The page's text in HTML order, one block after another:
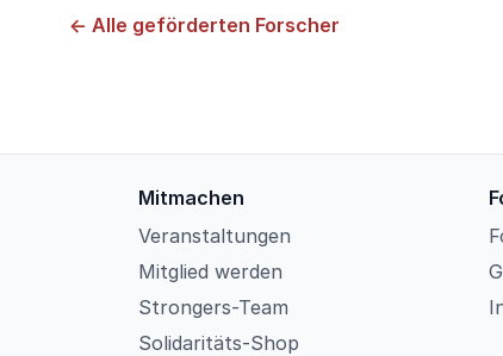
← Alle geförderten Forscher
Mitmachen
Veranstaltungen
Mitglied werden
Strongers-Team
Solidaritäts-Shop